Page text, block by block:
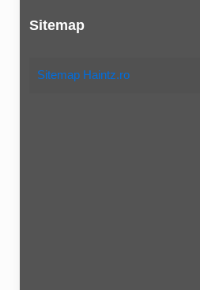
Sitemap
Sitemap Haintz.ro